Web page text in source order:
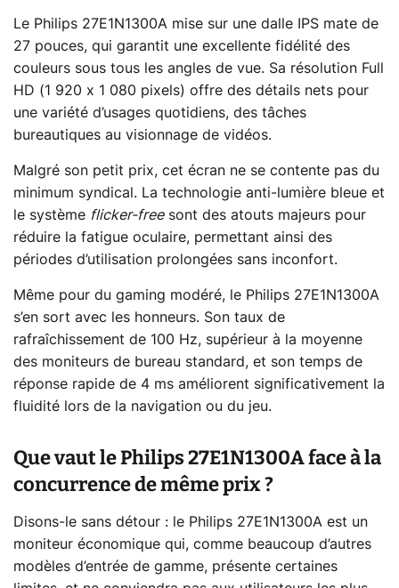
Le Philips 27E1N1300A mise sur une dalle IPS mate de
27 pouces, qui garantit une excellente fidélité des
couleurs sous tous les angles de vue. Sa résolution Full
HD (1 920 x 1 080 pixels) offre des détails nets pour
une variété d’usages quotidiens, des tâches
bureautiques au visionnage de vidéos.
Malgré son petit prix, cet écran ne se contente pas du
minimum syndical. La technologie anti-lumière bleue et
le système flicker-freesont des atouts majeurs pour
réduire la fatigue oculaire, permettant ainsi des
périodes d’utilisation prolongées sans inconfort.
Même pour du gaming modéré, le Philips 27E1N1300A
s’en sort avec les honneurs. Son taux de
rafraîchissement de 100 Hz, supérieur à la moyenne
des moniteurs de bureau standard, et son temps de
réponse rapide de 4 ms améliorent significativement la
fluidité lors de la navigation ou du jeu.
Que vaut le Philips 27E1N1300A face à la
concurrence de même prix ?
Disons-le sans détour : le Philips 27E1N1300A est un
moniteur économique qui, comme beaucoup d’autres
modèles d’entrée de gamme, présente certaines